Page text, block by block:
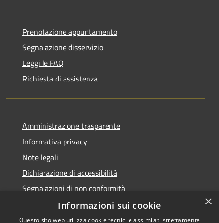
Prenotazione appuntamento
Segnalazione disservizio
Leggi le FAQ
Richiesta di assistenza
Amministrazione trasparente
Informativa privacy
Note legali
Dichiarazione di accessibilità
Segnalazioni di non conformità
×
Informazioni sui cookie
Questo sito web utilizza cookie tecnici e assimilati strettamente